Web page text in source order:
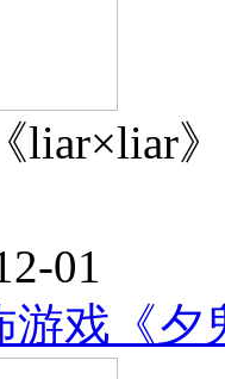
liar×liar
01
游戏《夕